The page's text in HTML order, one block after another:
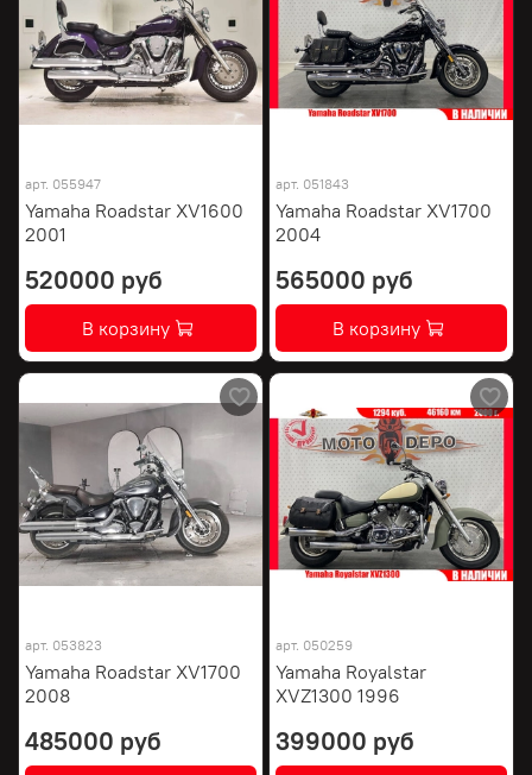
арт. 055947
Yamaha Roadstar XV1600
2001
520000 руб
В корзину
арт. 051843
Yamaha Roadstar XV1700
2004
565000 руб
В корзину
арт. 053823
Yamaha Roadstar XV1700
2008
485000 руб
арт. 050259
Yamaha Royalstar
XVZ1300 1996
399000 руб